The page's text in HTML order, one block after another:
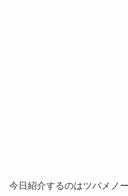
今日紹介するのはツバメノ